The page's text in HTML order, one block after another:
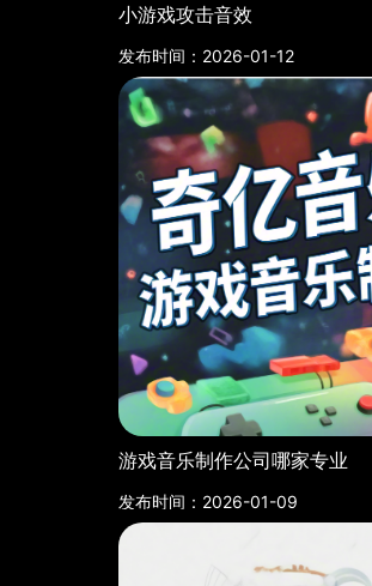
小游戏攻击音效
发布时间：2026-01-12
游戏音乐制作公司哪家专业
发布时间：2026-01-09